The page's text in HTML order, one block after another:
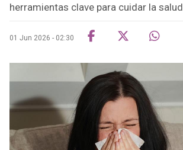
herramientas clave para cuidar la salud
01 Jun 2026 - 02:30